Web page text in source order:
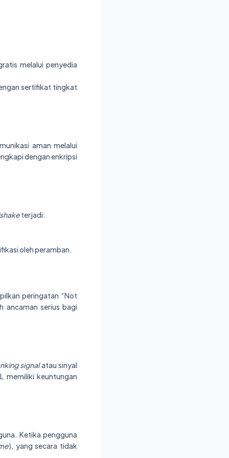
melalui penyedia
sertifikat tingkat
aman melalui
dengan enkripsi
terjadi:
oleh peramban.
peringatan “Not
ancaman serius bagi
signalatau sinyal
memiliki keuntungan
Ketika pengguna
), yang secara tidak